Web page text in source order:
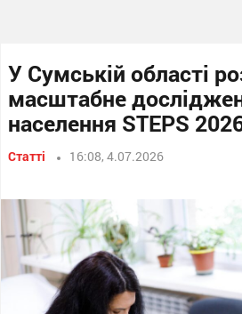
У Сумській області
масштабне
населення STEPS
Статті 16:08, 4.07.2026